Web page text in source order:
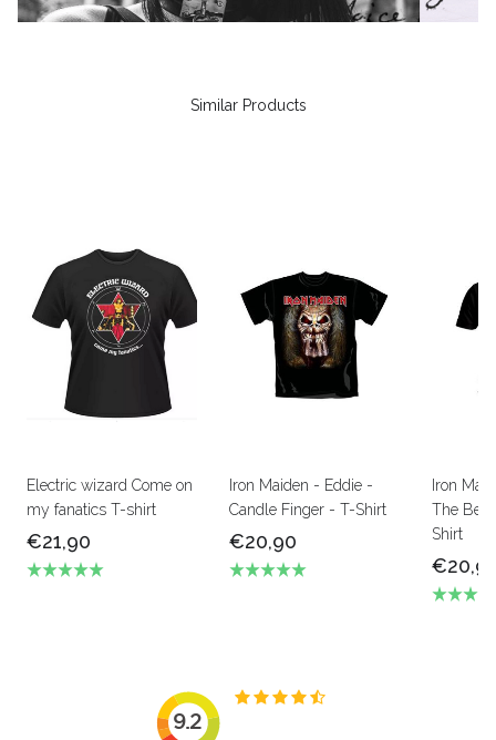
Similar Products
Electric wizard Come on
my fanatics T-shirt
€21,90
Iron Maiden - Eddie -
Candle Finger - T-Shirt
€20,90
Iron
The
Shirt